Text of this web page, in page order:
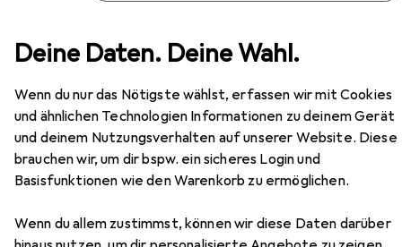
Deine Daten. Deine Wahl.
Wenn du nur das Nötigste wählst, erfassen wir mit Cookies
und ähnlichen Technologien Informationen zu deinem Gerät
und deinem Nutzungsverhalten auf unserer Website. Diese
brauchen wir, um dir bspw. ein sicheres Login und
Basisfunktionen wie den Warenkorb zu ermöglichen.
Wenn du allem zustimmst, können wir diese Daten darüber
Netgear QSFP28 Switch XSM4556-100EUS 56 Port
100EUS 56 Port
56 Ports
Zubehör für Netgear QSFP28
Switch XSM4556-100EUS 56